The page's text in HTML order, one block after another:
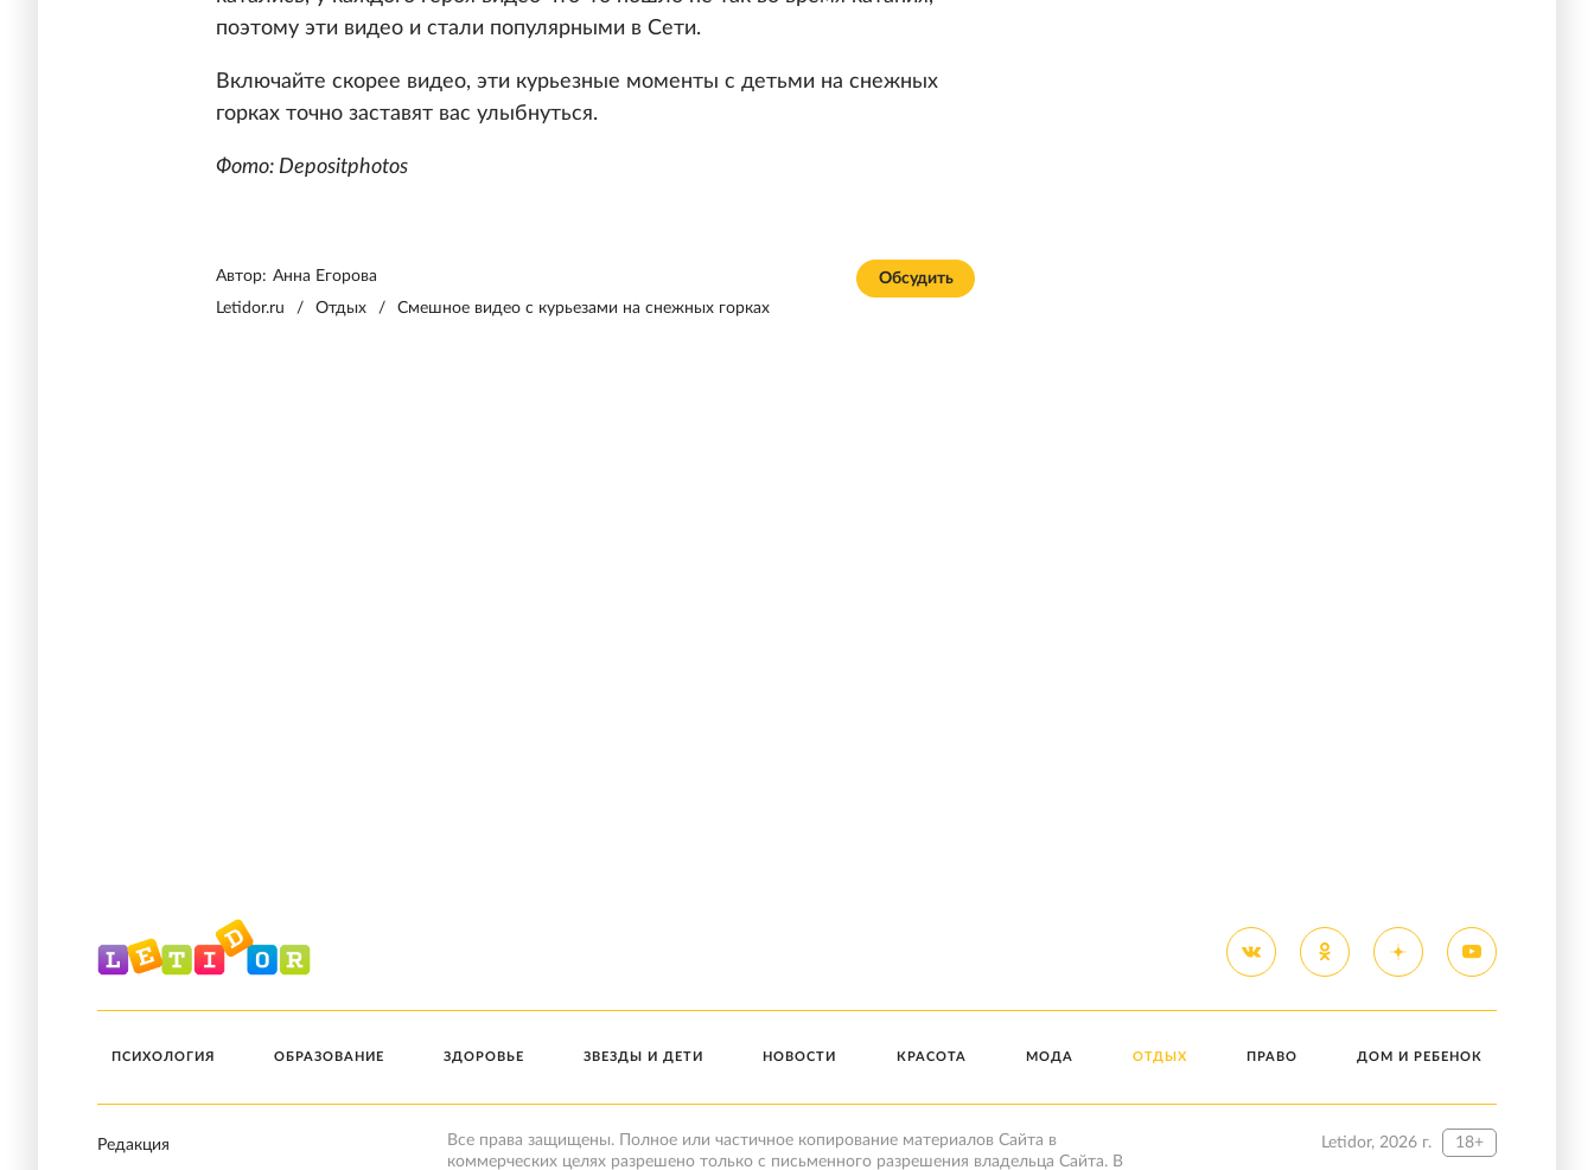
поэтому эти видео и стали популярными в Сети.
Включайте скорее видео, эти курьезные моменты с детьми на снежных
горках точно заставят вас улыбнуться.
Фото: Depositphotos
Обсудить
Автор: Анна Егорова
Letidor.ru
/ Отдых / Смешное видео с курьезами на снежных горках
ПСИХОЛОГИЯ ОБРАЗОВАНИЕ ЗДОРОВЬЕ ЗВЕЗДЫ И ДЕТИ НОВОСТИ КРАСОТА МОДА ОТДЫХ ПРАВО ДОМ И РЕБЕНОК
Редакция Letidor, 2026 г. 18+
Все права защищены. Полное или частичное копирование материалов Сайта в
коммерческих целях разрешено только с письменного разрешения владельца Сайта. В